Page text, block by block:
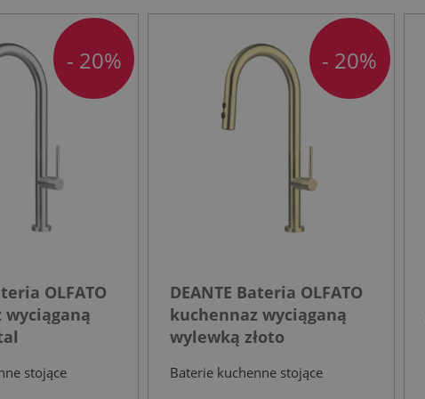
OLFATO
wyciąganą
stojące
- 20%
DEANTE Bateria OLFATO
kuchennaz wyciąganą
wylewką złoto
Baterie kuchenne stojące
- 20%